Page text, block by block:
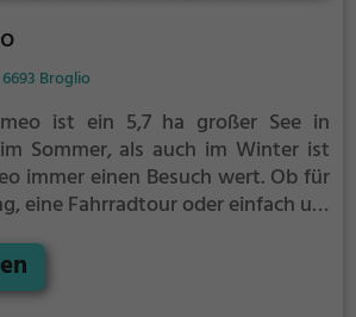
Broglio
ist ein 5,7 ha großer See in
Sommer, als auch im Winter ist
immer einen Besuch wert. Ob für
eine Fahrradtour oder einfach um
für Freizeitaktivitäten.